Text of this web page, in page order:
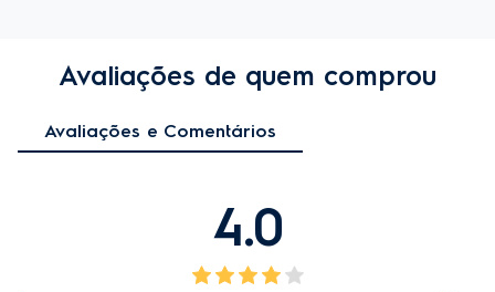
Avaliações de quem comprou
Avaliações e Comentários
4.0